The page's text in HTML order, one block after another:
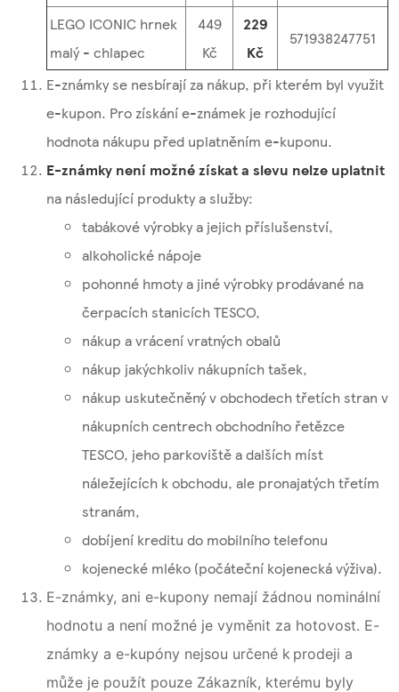
LEGO ICONIC hrnek
malý - chlapec
449
Kč
229
Kč
571938247751
E-známky se nesbírají za nákup, při kterém byl využit
e-kupon. Pro získání e-známek je rozhodující
hodnota nákupu před uplatněním e-kuponu.
E-známky není možné získat a slevu nelze uplatnit
na následující produkty a služby:
tabákové výrobky a jejich příslušenství,
alkoholické nápoje
pohonné hmoty a jiné výrobky prodávané na
čerpacích stanicích TESCO,
nákup a vrácení vratných obalů
nákup jakýchkoliv nákupních tašek,
nákup uskutečněný v obchodech třetích stran v
nákupních centrech obchodního řetězce
TESCO, jeho parkoviště a dalších míst
náležejících k obchodu, ale pronajatých třetím
stranám,
dobíjení kreditu do mobilního telefonu
kojenecké mléko (počáteční kojenecká výživa).
E-známky, ani e-kupony nemají žádnou nominální
hodnotu a není možné je vyměnit za hotovost. E-
známky a e-kupóny nejsou určené k prodeji a
může je použít pouze Zákazník, kterému byly